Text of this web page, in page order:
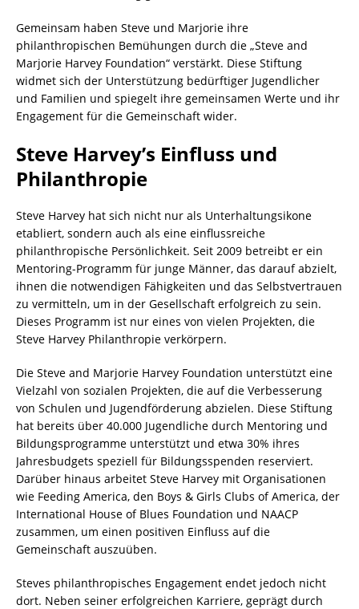
Gemeinsam haben Steve und Marjorie ihre
philanthropischen Bemühungen durch die „Steve and
Marjorie Harvey Foundation“ verstärkt. Diese Stiftung
widmet sich der Unterstützung bedürftiger Jugendlicher
und Familien und spiegelt ihre gemeinsamen Werte und ihr
Engagement für die Gemeinschaft wider.
Steve Harvey’s Einfluss und
Philanthropie
Steve Harvey hat sich nicht nur als Unterhaltungsikone
etabliert, sondern auch als eine einflussreiche
philanthropische Persönlichkeit. Seit 2009 betreibt er ein
Mentoring-Programm für junge Männer, das darauf abzielt,
ihnen die notwendigen Fähigkeiten und das Selbstvertrauen
zu vermitteln, um in der Gesellschaft erfolgreich zu sein.
Dieses Programm ist nur eines von vielen Projekten, die
Steve Harvey Philanthropie verkörpern.
Die Steve and Marjorie Harvey Foundation unterstützt eine
Vielzahl von sozialen Projekten, die auf die Verbesserung
von Schulen und Jugendförderung abzielen. Diese Stiftung
hat bereits über 40.000 Jugendliche durch Mentoring und
Bildungsprogramme unterstützt und etwa 30% ihres
Jahresbudgets speziell für Bildungsspenden reserviert.
Darüber hinaus arbeitet Steve Harvey mit Organisationen
wie Feeding America, den Boys & Girls Clubs of America, der
International House of Blues Foundation und NAACP
zusammen, um einen positiven Einfluss auf die
Gemeinschaft auszuüben.
Steves philanthropisches Engagement endet jedoch nicht
dort. Neben seiner erfolgreichen Karriere, geprägt durch